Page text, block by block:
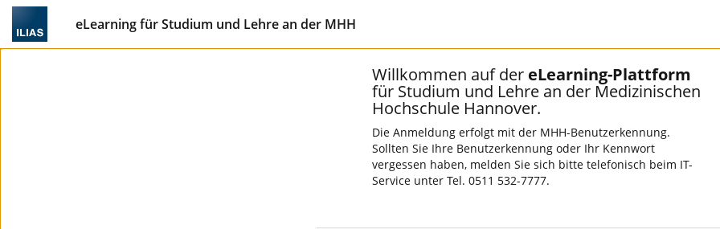
eLearning für Studium und Lehre an der MHH
Willkommen auf der eLearning-Plattform
für Studium und Lehre an der Medizinischen
Hochschule Hannover.
Die Anmeldung erfolgt mit der MHH-Benutzerkennung.
Sollten Sie Ihre Benutzerkennung oder Ihr Kennwort
vergessen haben, melden Sie sich bitte telefonisch beim IT-
Service unter Tel. 0511 532-7777.